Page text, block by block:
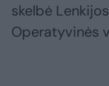
skelbė
Operatyvinės